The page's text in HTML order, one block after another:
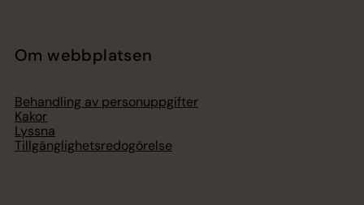
Om webbplatsen
Behandling av personuppgifter
Kakor
Lyssna
Tillgänglighetsredogörelse